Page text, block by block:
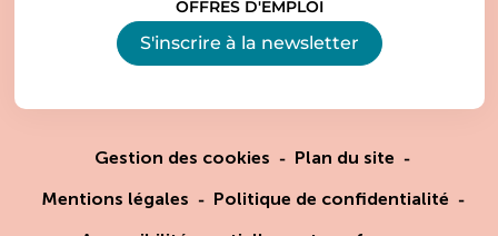
OFFRES D'EMPLOI
S'inscrire à la newsletter
Gestion des cookies
Plan du site
Mentions légales
Politique de confidentialité